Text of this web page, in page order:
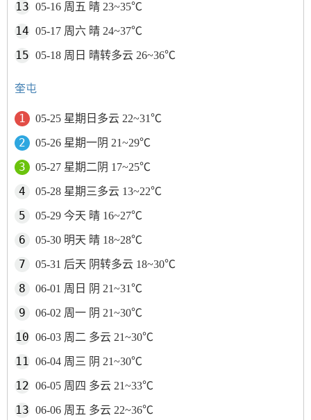
05-16 周五 晴 23~35℃
05-17 周六 晴 24~37℃
05-18 周日 晴转多云 26~36℃
奎屯
05-25 星期日多云 22~31℃
05-26 星期一阴 21~29℃
05-27 星期二阴 17~25℃
05-28 星期三多云 13~22℃
05-29 今天 晴 16~27℃
05-30 明天 晴 18~28℃
05-31 后天 阴转多云 18~30℃
06-01 周日 阴 21~31℃
06-02 周一 阴 21~30℃
06-03 周二 多云 21~30℃
06-04 周三 阴 21~30℃
06-05 周四 多云 21~33℃
06-06 周五 多云 22~36℃